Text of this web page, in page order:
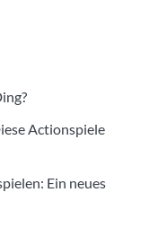
Actionspiele
Ein neues